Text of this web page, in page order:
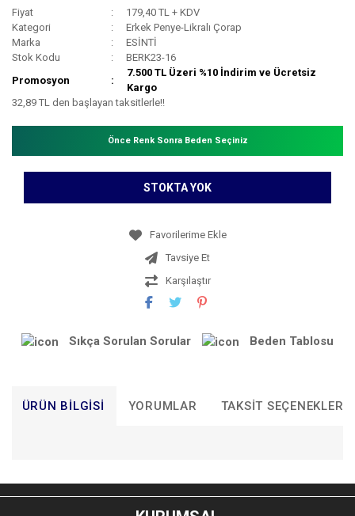
Fiyat
179,40 TL + KDV
Kategori
Erkek Penye-Likralı Çorap
Marka
ESİNTİ
Stok Kodu
BERK23-16
Promosyon
7.500 TL Üzeri %10 İndirim ve Ücretsiz
Kargo
32,89 TL den başlayan taksitlerle!!
Önce Renk Sonra Beden Seçiniz
STOKTA YOK
Tavsiye Et
Karşılaştır
Sıkça Sorulan Sorular Beden Tablosu
ÜRÜN BILGISI YORUMLAR TAKSIT SEÇENEKLERI
Bu ürünün fiyat bilgisi, resim, ürün açıklamalarında ve diğer
konularda yetersiz gördüğünüz noktaları öneri formunu
kullanarak tarafımıza iletebilirsiniz.